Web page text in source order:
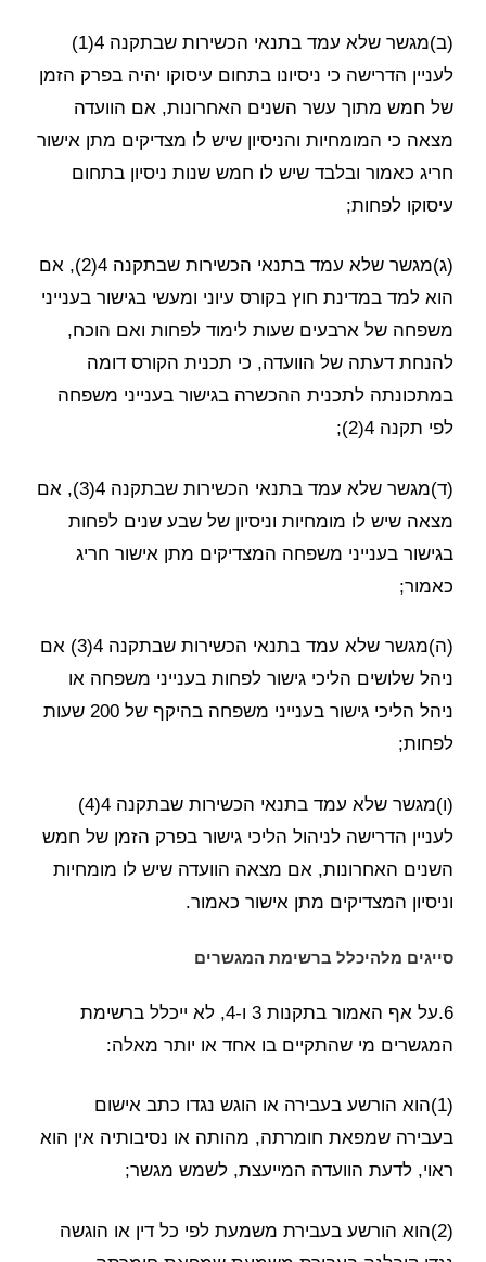
(ב)מגשר שלא עמד בתנאי הכשירות שבתקנה 4(1)
לעניין הדרישה כי ניסיונו בתחום עיסוקו יהיה בפרק הזמן
של חמש מתוך עשר השנים האחרונות, אם הוועדה
מצאה כי המומחיות והניסיון שיש לו מצדיקים מתן אישור
חריג כאמור ובלבד שיש לו חמש שנות ניסיון בתחום
עיסוקו לפחות;
(ג)מגשר שלא עמד בתנאי הכשירות שבתקנה 4(2), אם
הוא למד במדינת חוץ בקורס עיוני ומעשי בגישור בענייני
משפחה של ארבעים שעות לימוד לפחות ואם הוכח,
להנחת דעתה של הוועדה, כי תכנית הקורס דומה
במתכונתה לתכנית ההכשרה בגישור בענייני משפחה
לפי תקנה 4(2);
(ד)מגשר שלא עמד בתנאי הכשירות שבתקנה 4(3), אם
מצאה שיש לו מומחיות וניסיון של שבע שנים לפחות
בגישור בענייני משפחה המצדיקים מתן אישור חריג
כאמור;
(ה)מגשר שלא עמד בתנאי הכשירות שבתקנה 4(3) אם
ניהל שלושים הליכי גישור לפחות בענייני משפחה או
ניהל הליכי גישור בענייני משפחה בהיקף של 200 שעות
לפחות;
(ו)מגשר שלא עמד בתנאי הכשירות שבתקנה 4(4)
לעניין הדרישה לניהול הליכי גישור בפרק הזמן של חמש
השנים האחרונות, אם מצאה הוועדה שיש לו מומחיות
וניסיון המצדיקים מתן אישור כאמור.
סייגים מלהיכלל ברשימת המגשרים
6.על אף האמור בתקנות 3 ו-4, לא ייכלל ברשימת
המגשרים מי שהתקיים בו אחד או יותר מאלה:
(1)הוא הורשע בעבירה או הוגש נגדו כתב אישום
בעבירה שמפאת חומרתה, מהותה או נסיבותיה אין הוא
ראוי, לדעת הוועדה המייעצת, לשמש מגשר;
(2)הוא הורשע בעבירת משמעת לפי כל דין או הוגשה